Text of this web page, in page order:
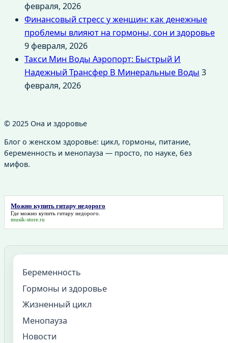
февраля, 2026
Финансовый стресс у женщин: как денежные
проблемы влияют на гормоны, сон и здоровье
9 февраля, 2026
Такси Мин Воды Аэропорт: Быстрый И
Надежный Трансфер В Минеральные Воды 3
февраля, 2026
© 2025 Она и здоровье
Блог о женском здоровье: цикл, гормоны, питание,
беременность и менопауза — просто, по науке, без
мифов.
Можно купить гитару недорого
Где можно купить гитару недорого.
musik-store.ru
Беременность
Гормоны и здоровье
Жизненный цикл
Менопауза
Новости